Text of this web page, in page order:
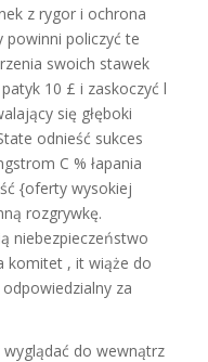
z rygor i ochrona
powinni policzyć te
swoich stawek
10 £ i zaskoczyć l
się głęboki
odnieść sukces
C % łapania
{oferty wysokiej
rozgrywkę.
niebezpieczeństwo
komitet , it wiąże do
za
do wewnątrz